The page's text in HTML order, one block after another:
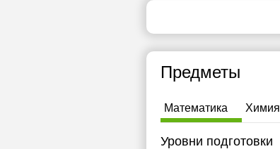
Предметы
Математика Химия
Уровни подготовки
свободных